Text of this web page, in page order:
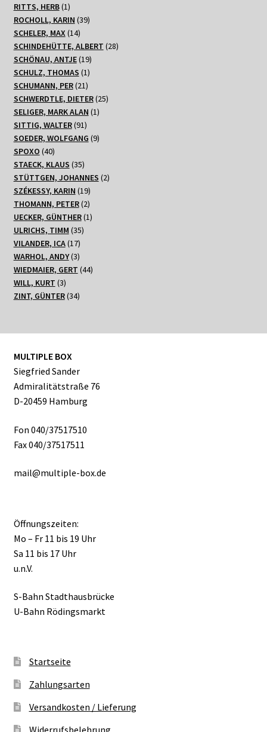
RITTS, HERB 11
Produkt
ROCHOLL, KARIN 3939
SCHELER, MAX 1414
Produkte
SCHINDEHÜTTE, ALBERT 2828
SCHÖNAU, ANTJE 1919
Produkte
SCHULZ, THOMAS 11
Produkt
SCHUMANN, PER 2121
Produkte
SCHWERDTLE, DIETER 2525
SELIGER, MARK ALAN 11
SITTIG, WALTER 9191
Produkte
SOEDER, WOLFGANG 99
SPOXO 4040
Produkte
STAECK, KLAUS 3535
Produkte
STÜTTGEN, JOHANNES 22
SZÉKESSY, KARIN 1919
Produkte
THOMANN, PETER 22
Produkte
UECKER, GÜNTHER 11
ULRICHS, TIMM 3535
VILANDER, ICA 1717
Produkte
WARHOL, ANDY 33
Produkte
WIEDMAIER, GERT 4444
WILL, KURT 33
Produkte
ZINT, GÜNTER 3434
MULTIPLE BOX
Siegfried Sander
Admiralitätstraße 76
D-20459 Hamburg
Fon 040/37517510
Fax 040/37517511
mail@multiple-box.de
Öffnungszeiten:
Mo – Fr 11 bis 19 Uhr
Sa 11 bis 17 Uhr
u.n.V.
S-Bahn Stadthausbrücke
U-Bahn Rödingsmarkt
Startseite
Zahlungsarten
Versandkosten / Lieferung
Widerrufsbelehrung